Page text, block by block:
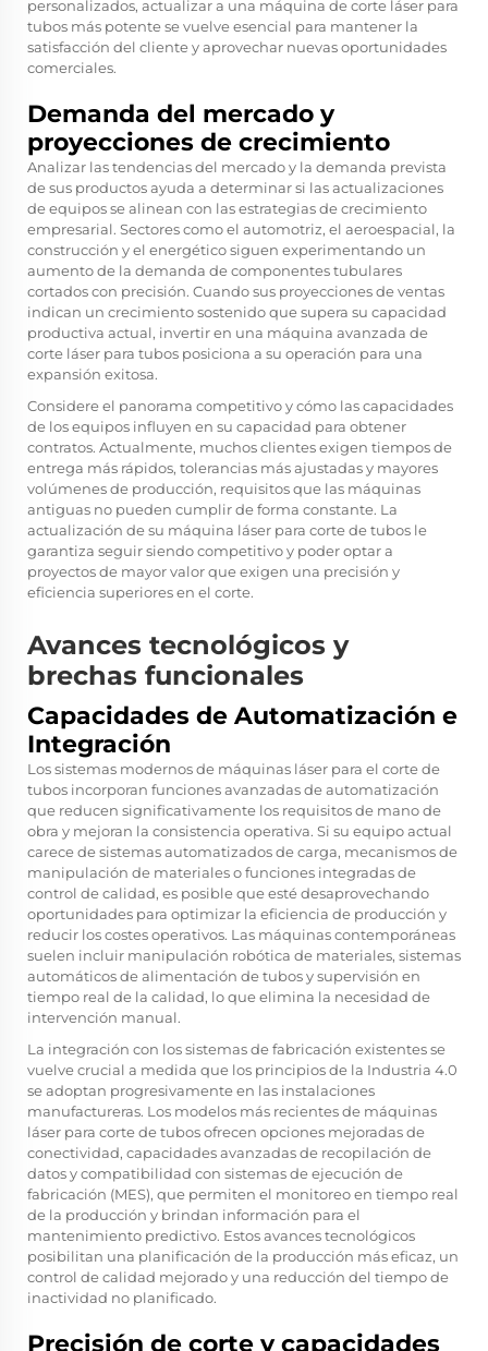
personalizados, actualizar a una máquina de corte láser para
tubos más potente se vuelve esencial para mantener la
satisfacción del cliente y aprovechar nuevas oportunidades
comerciales.
Demanda del mercado y
proyecciones de crecimiento
Analizar las tendencias del mercado y la demanda prevista
de sus productos ayuda a determinar si las actualizaciones
de equipos se alinean con las estrategias de crecimiento
empresarial. Sectores como el automotriz, el aeroespacial, la
construcción y el energético siguen experimentando un
aumento de la demanda de componentes tubulares
cortados con precisión. Cuando sus proyecciones de ventas
indican un crecimiento sostenido que supera su capacidad
productiva actual, invertir en una máquina avanzada de
corte láser para tubos posiciona a su operación para una
expansión exitosa.
Considere el panorama competitivo y cómo las capacidades
de los equipos influyen en su capacidad para obtener
contratos. Actualmente, muchos clientes exigen tiempos de
entrega más rápidos, tolerancias más ajustadas y mayores
volúmenes de producción, requisitos que las máquinas
antiguas no pueden cumplir de forma constante. La
actualización de su máquina láser para corte de tubos le
garantiza seguir siendo competitivo y poder optar a
proyectos de mayor valor que exigen una precisión y
eficiencia superiores en el corte.
Avances tecnológicos y
brechas funcionales
Capacidades de Automatización e
Integración
Los sistemas modernos de máquinas láser para el corte de
tubos incorporan funciones avanzadas de automatización
que reducen significativamente los requisitos de mano de
obra y mejoran la consistencia operativa. Si su equipo actual
carece de sistemas automatizados de carga, mecanismos de
manipulación de materiales o funciones integradas de
control de calidad, es posible que esté desaprovechando
oportunidades para optimizar la eficiencia de producción y
reducir los costes operativos. Las máquinas contemporáneas
suelen incluir manipulación robótica de materiales, sistemas
automáticos de alimentación de tubos y supervisión en
tiempo real de la calidad, lo que elimina la necesidad de
intervención manual.
La integración con los sistemas de fabricación existentes se
vuelve crucial a medida que los principios de la Industria 4.0
se adoptan progresivamente en las instalaciones
manufactureras. Los modelos más recientes de máquinas
láser para corte de tubos ofrecen opciones mejoradas de
conectividad, capacidades avanzadas de recopilación de
datos y compatibilidad con sistemas de ejecución de
fabricación (MES), que permiten el monitoreo en tiempo real
de la producción y brindan información para el
mantenimiento predictivo. Estos avances tecnológicos
posibilitan una planificación de la producción más eficaz, un
control de calidad mejorado y una reducción del tiempo de
inactividad no planificado.
Precisión de corte y capacidades